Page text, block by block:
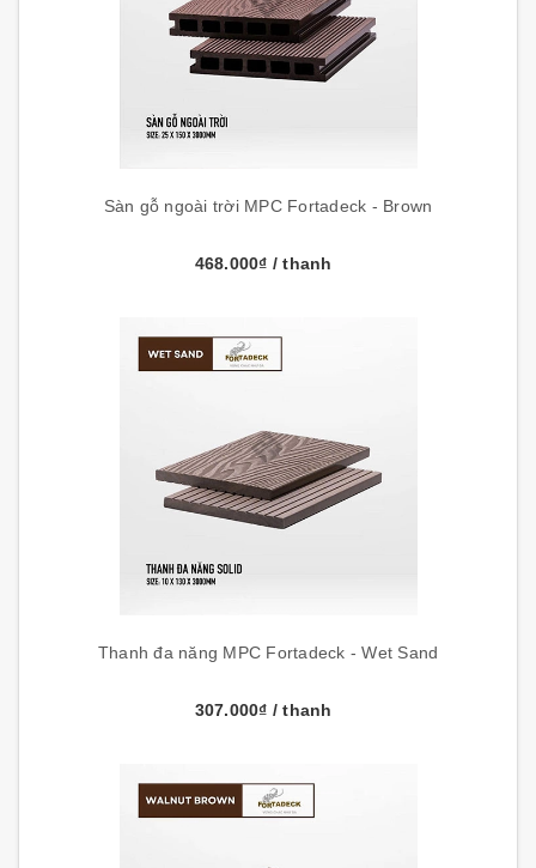
Sàn gỗ ngoài trời MPC Fortadeck - Brown
468.000₫ / thanh
Thanh đa năng MPC Fortadeck - Wet Sand
307.000₫ / thanh